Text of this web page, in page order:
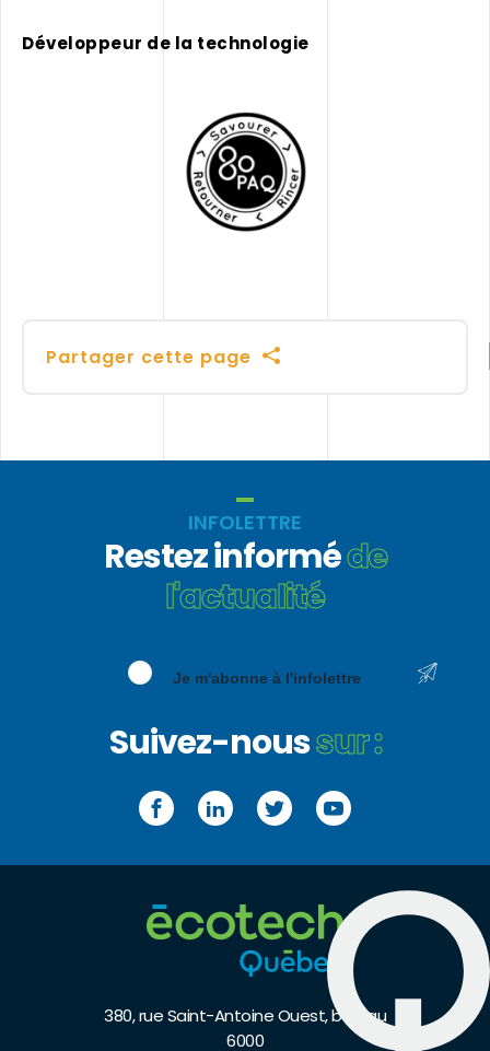
Développeur de la technologie
Partager cette page
380, rue Saint-Antoine Ouest, bureau
6000
INFOLETTRE
Restez informéde
l'actualité
Je m'abonne à l'infolettre
Suivez-noussur :
FacebookLinkedInTwitterYouTube